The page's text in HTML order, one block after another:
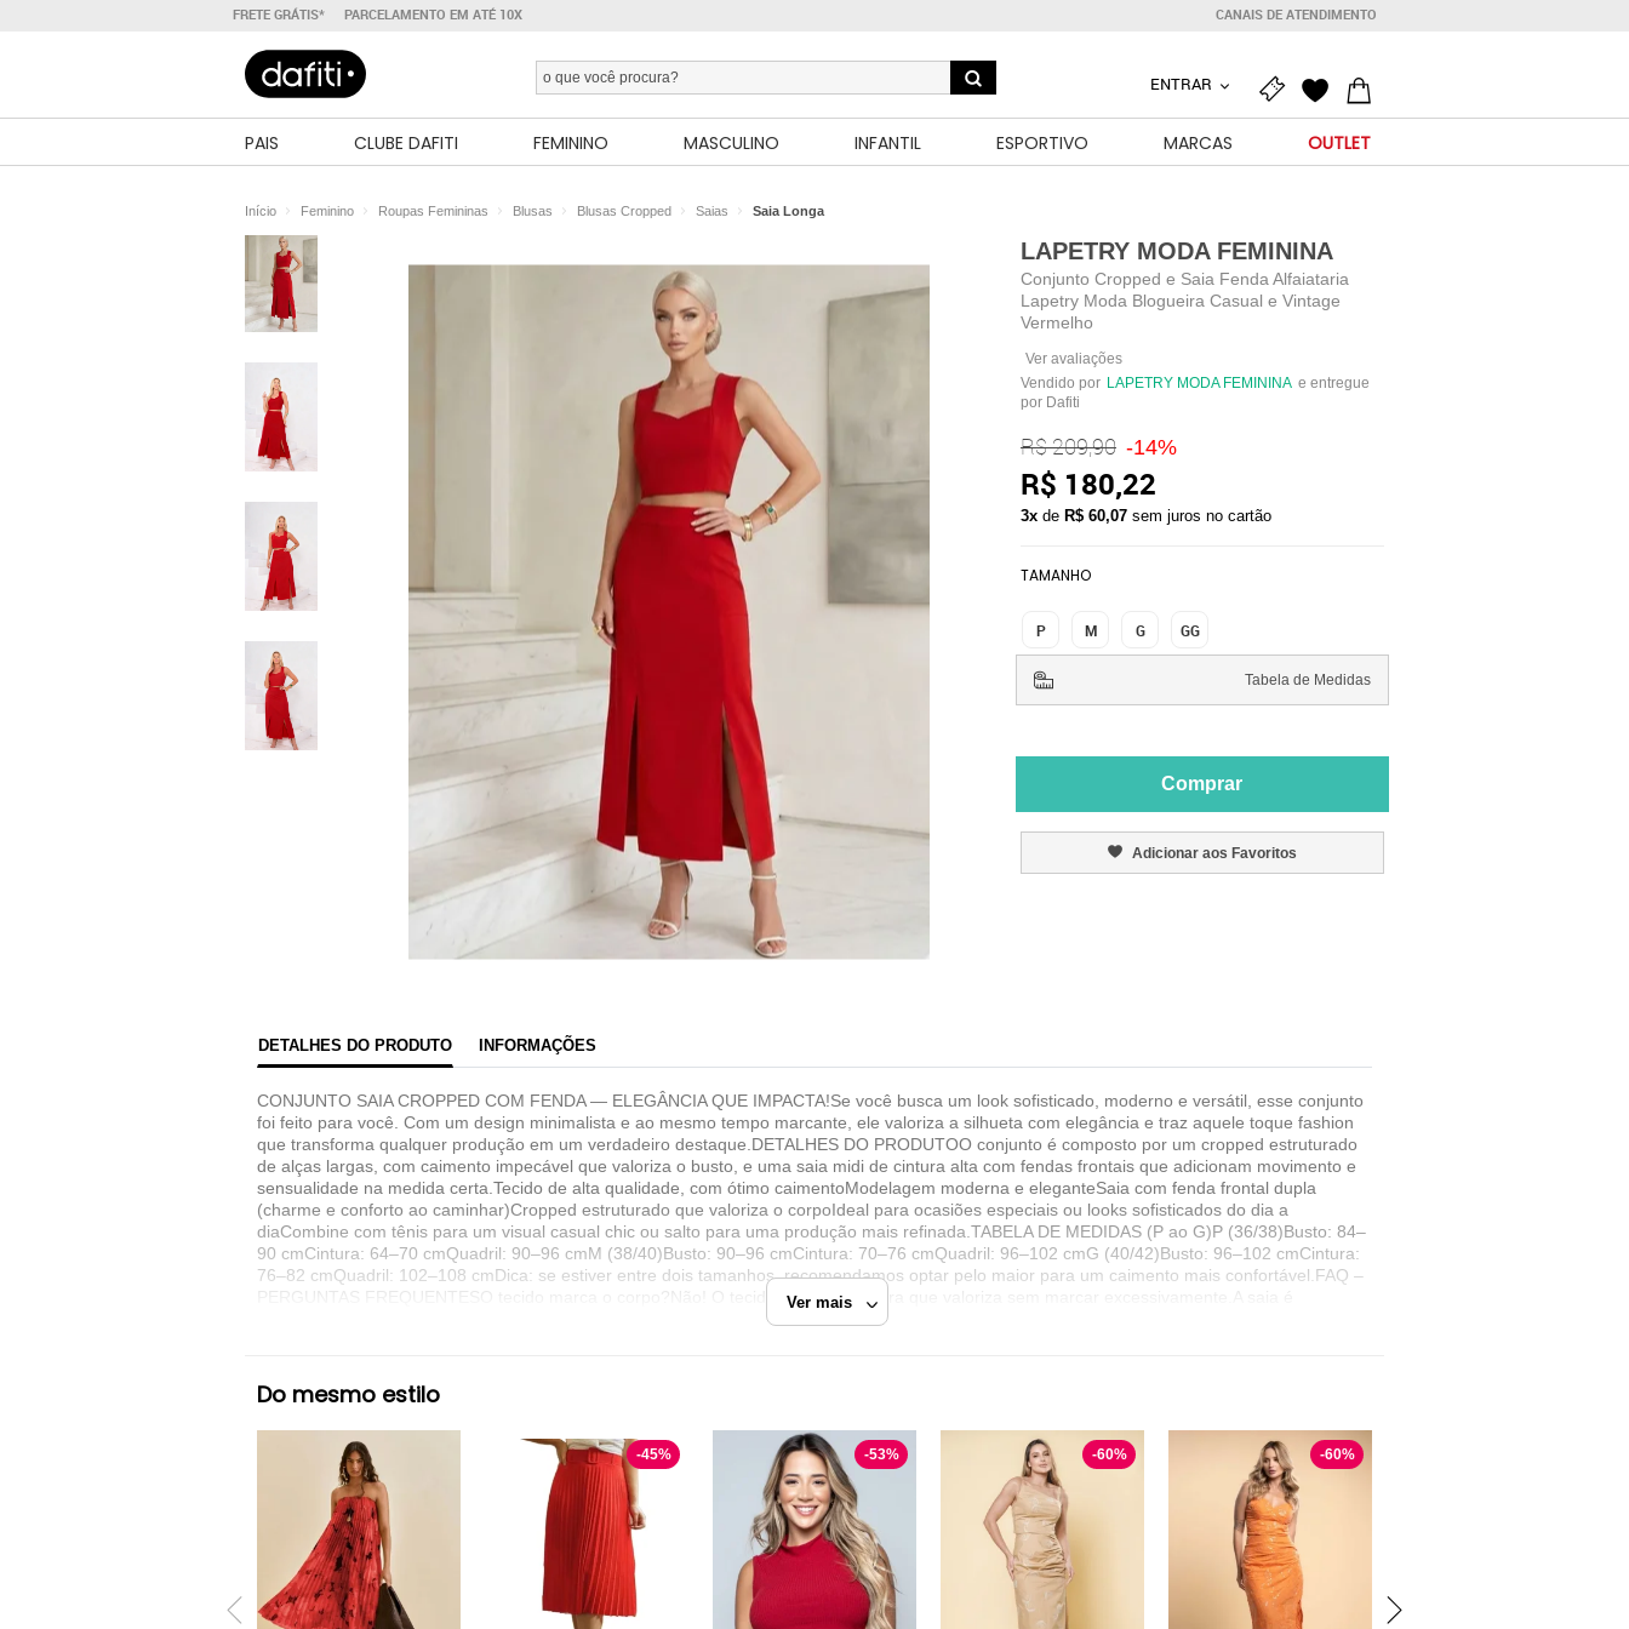
FRETE GRÁTIS* PARCELAMENTO EM ATÉ 10X CANAIS DE ATENDIMENTO
ENTRAR
PAIS CLUBE DAFITI FEMININO MASCULINO INFANTIL ESPORTIVO MARCAS OUTLET
Início Feminino Roupas Femininas Blusas Blusas Cropped Saias Saia Longa
LAPETRY MODA FEMININA
Conjunto Cropped e Saia Fenda Alfaiataria
Lapetry Moda Blogueira Casual e Vintage
Vermelho
Ver avaliações
Vendido por LAPETRY MODA FEMININA e entregue
por Dafiti
LAPETRY MODA FEMININA
Razão Social
R$ 209,90 -14%
R$ 180,22
3xde R$ 60,07 sem juros no cartão
TAMANHO
P M G GG
Tabela de Medidas
Comprar
Adicionar aos Favoritos
DETALHES DO PRODUTO INFORMAÇÕES
Ver mais
CONJUNTO SAIA CROPPED COM FENDA — ELEGÂNCIA QUE IMPACTA!Se você busca um look sofisticado, moderno e versátil, esse conjunto
foi feito para você. Com um design minimalista e ao mesmo tempo marcante, ele valoriza a silhueta com elegância e traz aquele toque fashion
que transforma qualquer produção em um verdadeiro destaque.DETALHES DO PRODUTOO conjunto é composto por um cropped estruturado
de alças largas, com caimento impecável que valoriza o busto, e uma saia midi de cintura alta com fendas frontais que adicionam movimento e
sensualidade na medida certa.Tecido de alta qualidade, com ótimo caimentoModelagem moderna e eleganteSaia com fenda frontal dupla
(charme e conforto ao caminhar)Cropped estruturado que valoriza o corpoIdeal para ocasiões especiais ou looks sofisticados do dia a
diaCombine com tênis para um visual casual chic ou salto para uma produção mais refinada.TABELA DE MEDIDAS (P ao G)P (36/38)Busto: 84–
90 cmCintura: 64–70 cmQuadril: 90–96 cmM (38/40)Busto: 90–96 cmCintura: 70–76 cmQuadril: 96–102 cmG (40/42)Busto: 96–102 cmCintura:
76–82 cmQuadril: 102–108 cmDica: se estiver entre dois tamanhos, recomendamos optar pelo maior para um caimento mais confortável.FAQ –
PERGUNTAS FREQUENTESO tecido marca o corpo?Não! O tecido possui estrutura que valoriza sem marcar excessivamente.A saia é
transparente?Não, o material é encorpado e garante segurança ao usar.O cropped tem bojo?Não possui bojo, mas a modelagem estruturada
LAPETRY!Esse conjunto é aquele tipo de peça que você veste e já se sente poderosa ✨Mas atenção: estoque limitado!
Ver detalhes sobre o vendedor
LAPETRY MODA FEMININA Blusas Cropped LAPETRY MODA FEMININA Blusas Cropped
Do mesmo estilo
-45% -53% -60% -60%